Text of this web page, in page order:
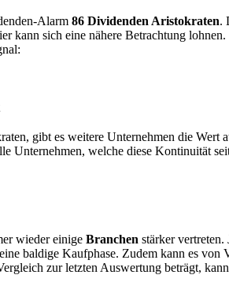
Alarm 86 Dividenden Aristokraten.
kann sich eine nähere Betrachtung
gibt es weitere Unternehmen die Wert
Unternehmen, welche diese Kontinuität
wieder einige Branchen stärker
baldige Kaufphase. Zudem kann es
zur letzten Auswertung beträgt,